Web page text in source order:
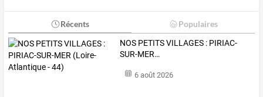
Récents Populaires
NOS PETITSVILLAGES : PIRIAC-
SUR-MER…
6 août 2026